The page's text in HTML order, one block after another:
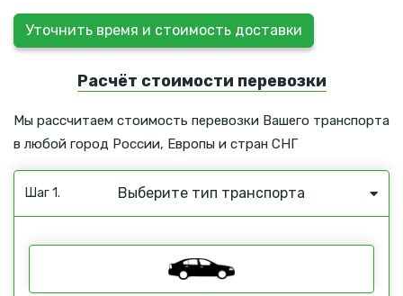
Уточнить время и стоимость доставки
Расчёт стоимости перевозки
Мы рассчитаем стоимость перевозки Вашего транспорта
в любой город России, Европы и стран СНГ
Шаг 1. Выберите тип транспорта